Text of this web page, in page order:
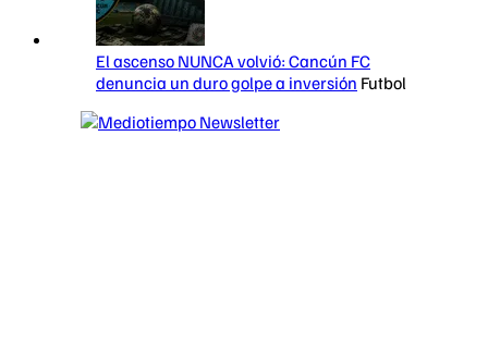
El ascenso NUNCA volvió: Cancún FC
denuncia un duro golpe a inversión Futbol